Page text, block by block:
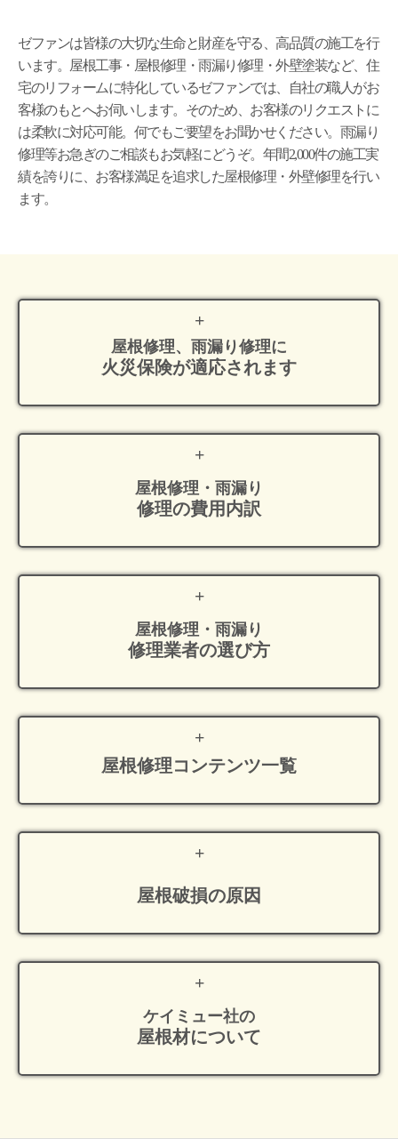
ゼファンは皆様の大切な生命と財産を守る、高品質の施工を行
います。屋根工事・屋根修理・雨漏り修理・外壁塗装など、住
宅のリフォームに特化しているゼファンでは、自社の職人がお
客様のもとへお伺いします。そのため、お客様のリクエストに
は柔軟に対応可能。何でもご要望をお聞かせください。雨漏り
修理等お急ぎのご相談もお気軽にどうぞ。年間2,000件の施工実
績を誇りに、お客様満足を追求した屋根修理・外壁修理を行い
ます。
屋根修理、雨漏り修理に
火災保険が適応されます
屋根修理・雨漏り
修理の費用内訳
屋根修理・雨漏り
修理業者の選び方
屋根修理コンテンツ一覧
屋根破損の原因
ケイミュー社の
屋根材について